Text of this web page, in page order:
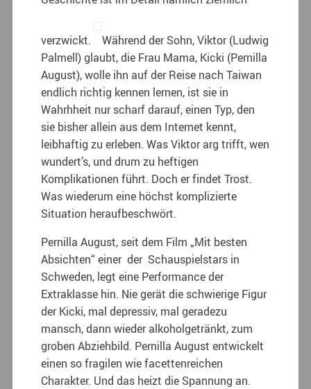
verzwickt.
Während der Sohn, Viktor (Ludwig
Palmell) glaubt, die Frau Mama, Kicki (Pernilla
August), wolle ihn auf der Reise nach Taiwan
endlich richtig kennen lernen, ist sie in
Wahrhheit nur scharf darauf, einen Typ, den
sie bisher allein aus dem Internet kennt,
leibhaftig zu erleben. Was Viktor arg trifft, wen
wundert’s, und drum zu heftigen
Komplikationen führt. Doch er findet Trost.
Was wiederum eine höchst komplizierte
Situation heraufbeschwört.
Pernilla August, seit dem Film „Mit besten
Absichten“ einer der Schauspielstars in
Schweden, legt eine Performance der
Extraklasse hin. Nie gerät die schwierige Figur
der Kicki, mal depressiv, mal geradezu
mansch, dann wieder alkoholgetränkt, zum
groben Abziehbild. Pernilla August entwickelt
einen so fragilen wie facettenreichen
Charakter. Und das heizt die Spannung an.